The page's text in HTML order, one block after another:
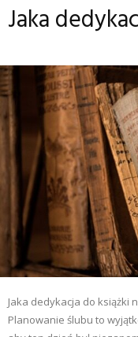
Jaka
Jaka dedykacja do książki
Planowanie ślubu to